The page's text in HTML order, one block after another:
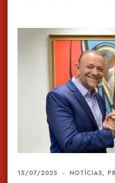
15/07/2025 NOTÍCIAS,